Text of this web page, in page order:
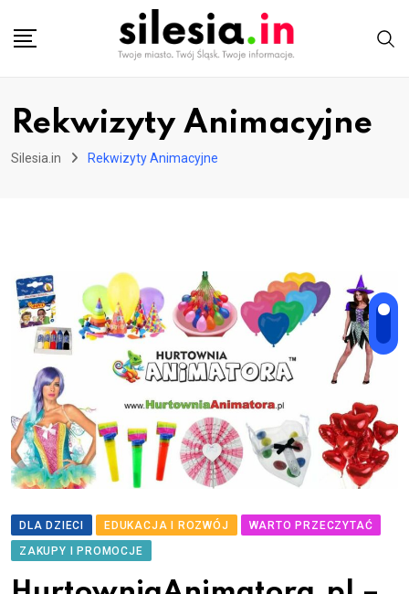
Rekwizyty Animacyjne
Silesia.in Rekwizyty Animacyjne
DLA DZIECI EDUKACJA I ROZWÓJ
WARTO PRZECZYTAĆ
ZAKUPY I PROMOCJE